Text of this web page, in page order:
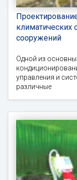
климатических
сооружений
Одной из
управления и
различные